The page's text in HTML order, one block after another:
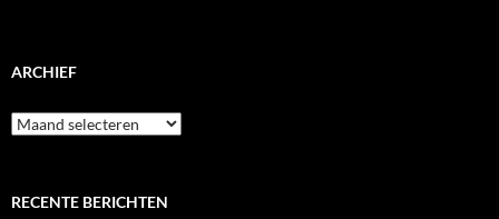
ARCHIEF
Archief
RECENTE BERICHTEN